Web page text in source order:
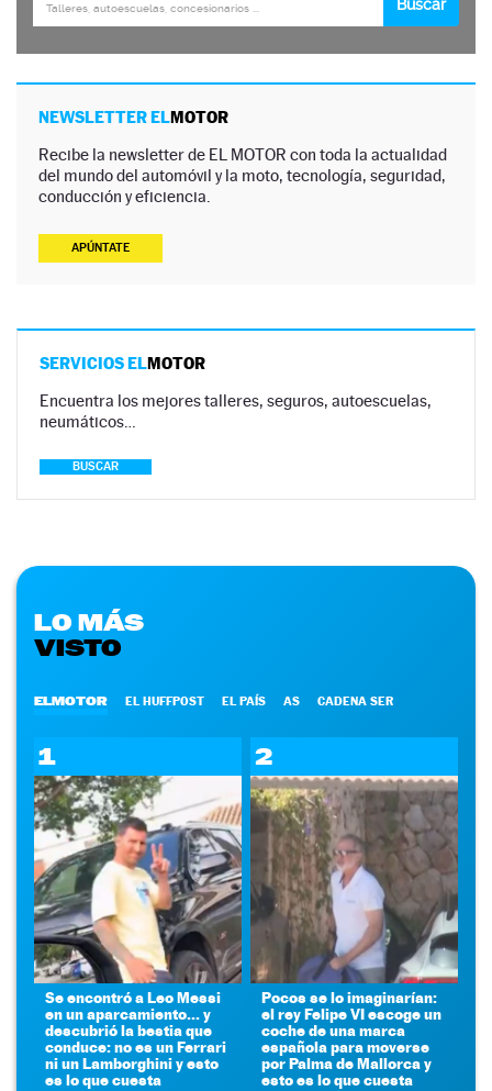
NEWSLETTER ELMOTOR
Recibe la newsletter de EL MOTOR con toda la actualidad
del mundo del automóvil y la moto, tecnología, seguridad,
conducción y eficiencia.
APÚNTATE
SERVICIOS ELMOTOR
Encuentra los mejores talleres, seguros, autoescuelas,
neumáticos…
BUSCAR
LO MÁS
VISTO
ELMOTOR EL HUFFPOST EL PAÍS AS CADENA SER
1
Se encontró a Leo Messi
en un aparcamiento... y
descubrió la bestia que
conduce: no es un Ferrari
ni un Lamborghini y esto
es lo que cuesta
2
Pocos se lo imaginarían:
el rey Felipe VI escoge un
coche de una marca
española para moverse
por Palma de Mallorca y
esto es lo que cuesta